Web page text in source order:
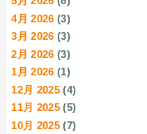
4月 2026 (3)
3月 2026 (3)
2月 2026 (3)
1月 2026 (1)
12月 2025 (4)
11月 2025 (5)
10月 2025 (7)